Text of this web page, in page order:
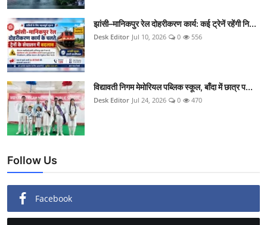
झांसी–मानिकपुर रेल दोहरीकरण कार्य: कई ट्रेनें रहेंगी नि...
Desk Editor Jul 10, 2026 0 556
विद्यावती निगम मेमोरियल पब्लिक स्कूल, बाँदा में छात्र प...
Desk Editor Jul 24, 2026 0 470
Follow Us
Facebook